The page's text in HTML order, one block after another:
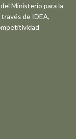
Ministerio para la
de IDEA,